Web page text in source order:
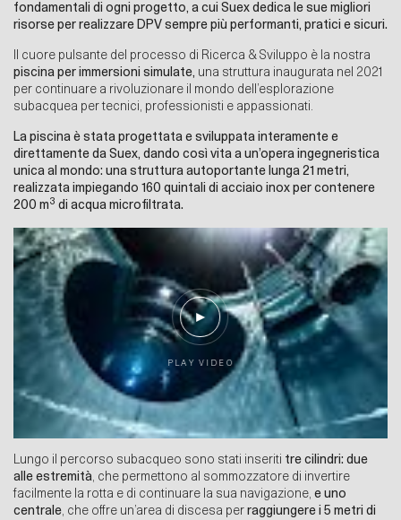
fondamentali di ogni progetto, a cui Suex dedica le sue migliori
risorse per realizzare DPV sempre più performanti, pratici e sicuri.
Il cuore pulsante del processo di Ricerca & Sviluppo è la nostra
piscina per immersioni simulate, una struttura inaugurata nel 2021
per continuare a rivoluzionare il mondo dell’esplorazione
subacquea per tecnici, professionisti e appassionati.
La piscina è stata progettata e sviluppata interamente e
direttamente da Suex, dando così vita a un’opera ingegneristica
unica al mondo: una struttura autoportante lunga 21 metri,
realizzata impiegando 160 quintali di acciaio inox per contenere
200 m3 di acqua microfiltrata.
P LA Y V D E O
Lungo il percorso subacqueo sono stati inseriti tre cilindri: due
alle estremità, che permettono al sommozzatore di invertire
facilmente la rotta e di continuare la sua navigazione, e uno
centrale, che offre un’area di discesa per raggiungere i 5 metri di